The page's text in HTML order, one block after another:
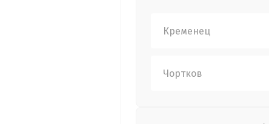
Кременец
Чортков